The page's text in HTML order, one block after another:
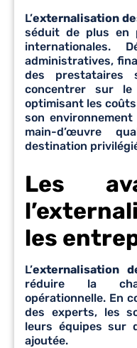
L’externalisation
séduit de plus en
internationales.
administratives,
des prestataires
concentrer sur
optimisant les coûts
son
main-d’œuvre
destination
Les
les
L’externalisation
réduire la
opérationnelle. En
des experts, les
leurs équipes sur
ajoutée.